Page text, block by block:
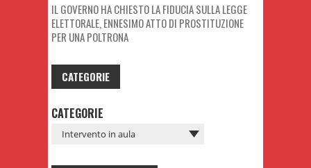
IL GOVERNO HA CHIESTO LA FIDUCIA SULLA LEGGE
ELETTORALE, ENNESIMO ATTO DI PROSTITUZIONE
PER UNA POLTRONA
CATEGORIE
CATEGORIE